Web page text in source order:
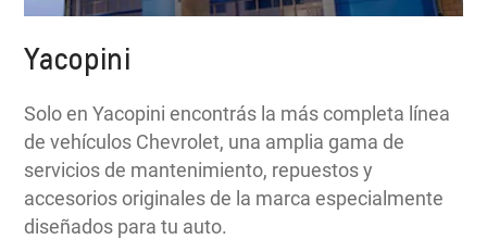
Yacopini
Solo en Yacopini encontrás la más completa línea
de vehículos Chevrolet, una amplia gama de
servicios de mantenimiento, repuestos y
accesorios originales de la marca especialmente
diseñados para tu auto.